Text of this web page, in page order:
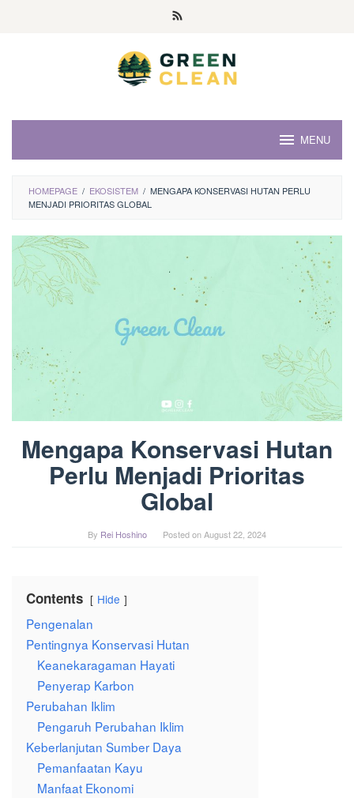
MENU
HOMEPAGE / EKOSISTEM / MENGAPA KONSERVASI HUTAN PERLU
MENJADI PRIORITAS GLOBAL
Mengapa Konservasi Hutan
Perlu Menjadi Prioritas
Global
By Rei Hoshino Posted onAugust 22, 2024
Contents Hide
Pengenalan
Pentingnya Konservasi Hutan
Keanekaragaman Hayati
Penyerap Karbon
Perubahan Iklim
Pengaruh Perubahan Iklim
Keberlanjutan Sumber Daya
Pemanfaatan Kayu
Manfaat Ekonomi